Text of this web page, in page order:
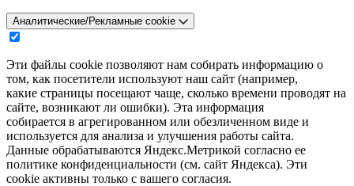
Аналитические/Рекламные cookie
Эти файлы cookie позволяют нам собирать информацию о
том, как посетители используют наш сайт (например,
какие страницы посещают чаще, сколько времени проводят на
сайте, возникают ли ошибки). Эта информация
собирается в агрегированном или обезличенном виде и
используется для анализа и улучшения работы сайта.
Данные обрабатываются Яндекс.Метрикой согласно ее
политике конфиденциальности (см. сайт Яндекса). Эти
cookie активны только с вашего согласия.